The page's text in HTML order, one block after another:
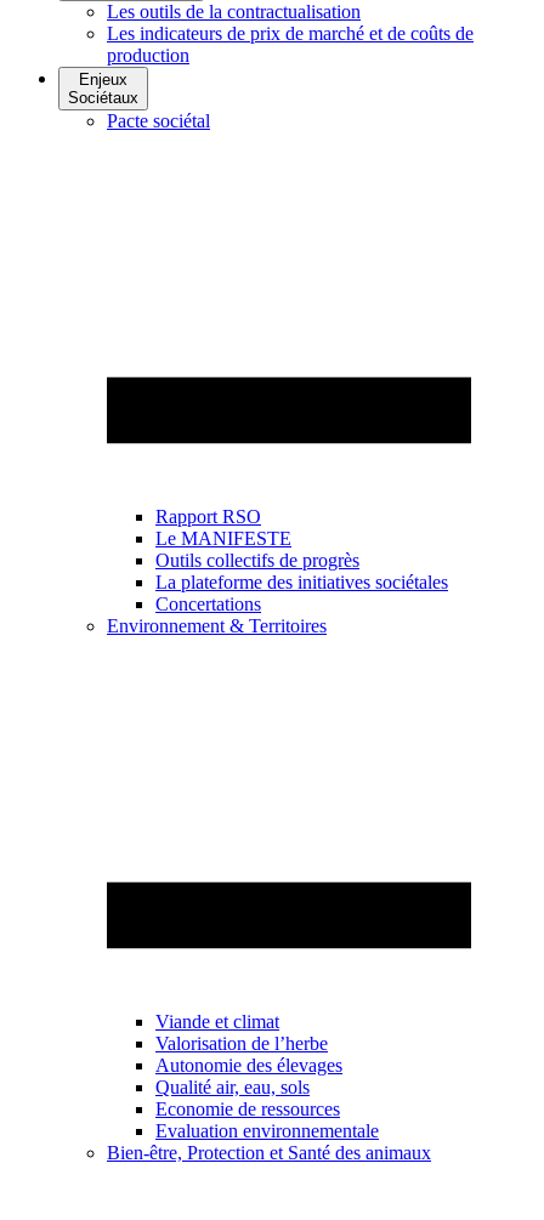
Les outils de la contractualisation
Les indicateurs de prix de marché et de coûts de
production
Enjeux
Sociétaux
Pacte sociétal
Rapport RSO
Le MANIFESTE
Outils collectifs de progrès
La plateforme des initiatives sociétales
Concertations
Environnement & Territoires
Viande et climat
Valorisation de l’herbe
Autonomie des élevages
Qualité air, eau, sols
Economie de ressources
Evaluation environnementale
Bien-être, Protection et Santé des animaux